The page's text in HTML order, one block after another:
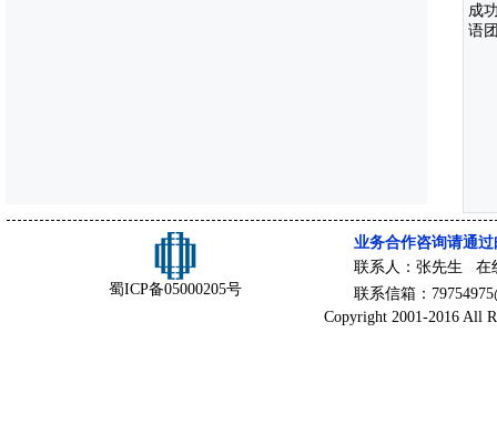
成
语
蜀ICP备05000205号
业务合作咨询请通
联系人：张先生 在
联系信箱：
Copyright 2001-2016 All